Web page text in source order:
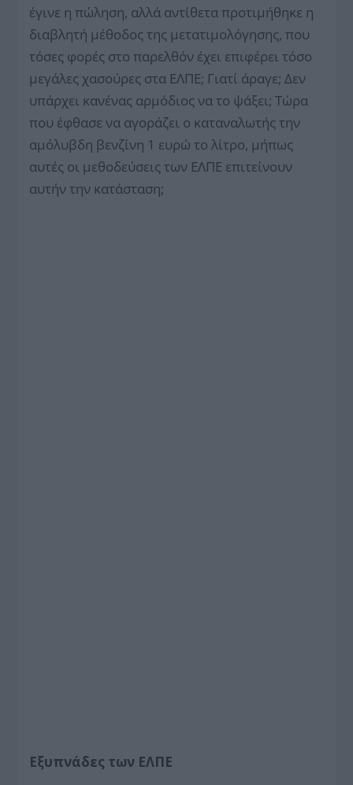
έγινε η πώληση, αλλά αντίθετα προτιμήθηκε η
διαβλητή μέθοδος της μετατιμολόγησης, που
τόσες φορές στο παρελθόν έχει επιφέρει τόσο
μεγάλες χασούρες στα ΕΛΠΕ; Γιατί άραγε; Δεν
υπάρχει κανένας αρμόδιος να το ψάξει; Τώρα
που έφθασε να αγοράζει ο καταναλωτής την
αμόλυβδη βενζίνη 1 ευρώ το λίτρο, μήπως
αυτές οι μεθοδεύσεις των ΕΛΠΕ επιτείνουν
αυτήν την κατάσταση;
Εξυπνάδες των ΕΛΠΕ